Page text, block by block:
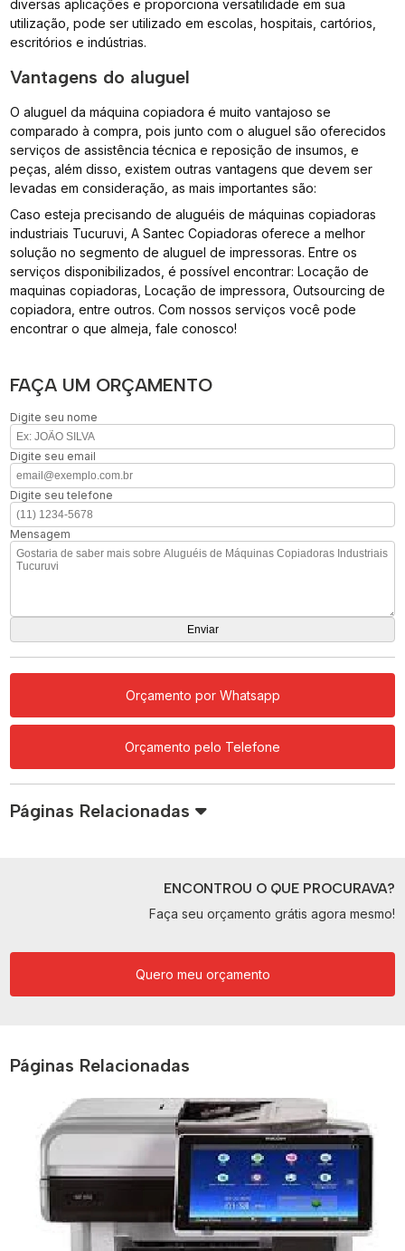
diversas aplicações e proporciona versatilidade em sua
utilização, pode ser utilizado em escolas, hospitais, cartórios,
escritórios e indústrias.
Vantagens do aluguel
O aluguel da máquina copiadora é muito vantajoso se
comparado à compra, pois junto com o aluguel são oferecidos
serviços de assistência técnica e reposição de insumos, e
peças, além disso, existem outras vantagens que devem ser
levadas em consideração, as mais importantes são:
Caso esteja precisando de aluguéis de máquinas copiadoras
industriais Tucuruvi, A Santec Copiadoras oferece a melhor
solução no segmento de aluguel de impressoras. Entre os
serviços disponibilizados, é possível encontrar: Locação de
maquinas copiadoras, Locação de impressora, Outsourcing de
copiadora, entre outros. Com nossos serviços você pode
encontrar o que almeja, fale conosco!
FAÇA UM ORÇAMENTO
Digite seu nome
Digite seu email
Digite seu telefone
Mensagem
Orçamento por Whatsapp
Orçamento pelo Telefone
Páginas Relacionadas
ENCONTROU O QUE PROCURAVA?
Faça seu orçamento grátis agora mesmo!
Quero meu orçamento
Páginas Relacionadas